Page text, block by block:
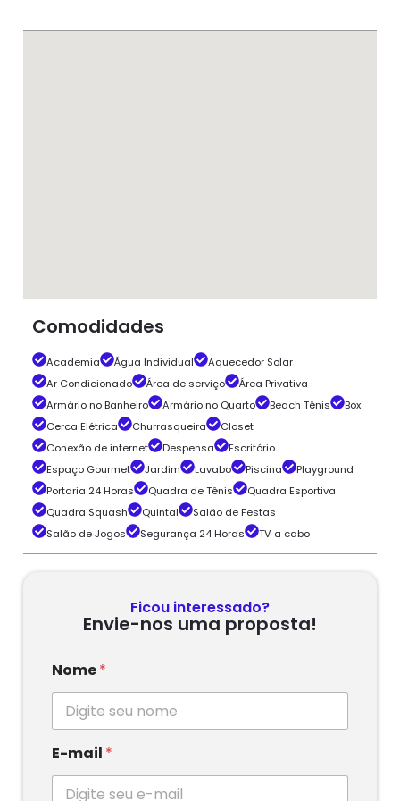
Comodidades
Academia Água Individual
Aquecedor Solar
Ar Condicionado
Área de serviço
Área Privativa
Armário no Banheiro
Armário no Quarto Beach Tênis
Box
Cerca Elétrica
Churrasqueira
Closet
Conexão de internet
Despensa
Escritório
Espaço Gourmet
Jardim Lavabo Piscina
Playground
Portaria 24 Horas
Quadra de Tênis
Quadra Esportiva
Quadra Squash
Quintal
Salão de Festas
Salão de Jogos
Segurança 24 Horas TV a cabo
Ficou interessado?
Envie-nos uma proposta!
Nome*
E-mail *